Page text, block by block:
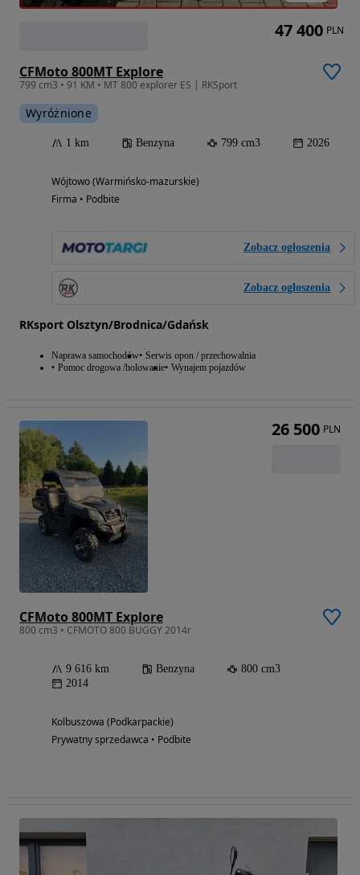
CFMoto 800MT Explore
799 cm3 • 91 KM • MT 800 explorer ES | RKSport
Wyróżnione
1 km Benzyna 799 cm3 2026
Wójtowo (Warmińsko-mazurskie)
Firma • Podbite
Zobacz ogłoszenia
Zobacz ogłoszenia
RKsport Olsztyn/Brodnica/Gdańsk
Naprawa samochodów Serwis opon / przechowalnia
Pomoc drogowa /holowanie Wynajem pojazdów
47 400 PLN
CFMoto 800MT Explore
800 cm3 • CFMOTO 800 BUGGY 2014r
9 616 km Benzyna
800 cm3
2014
Kolbuszowa (Podkarpackie)
Prywatny sprzedawca • Podbite
26 500 PLN